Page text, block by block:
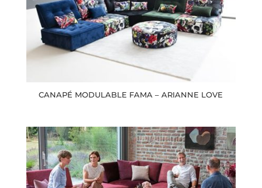
CANAPÉ MODULABLE FAMA – ARIANNE LOVE